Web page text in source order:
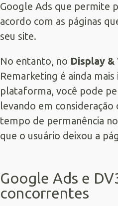
Google Ads que permite
acordo com as páginas
seu site.
No entanto, no Display &
Remarketing é ainda
plataforma, você pode
levando em consideração
tempo de permanência
que o usuário deixou a
Google Ads e
concorrentes